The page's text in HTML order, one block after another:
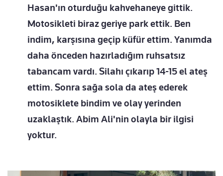
Hasan'ın oturduğu kahvehaneye gittik.
Motosikleti biraz geriye park ettik. Ben
indim, karşısına geçip küfür ettim. Yanımda
daha önceden hazırladığım ruhsatsız
tabancam vardı. Silahı çıkarıp 14-15 el ateş
ettim. Sonra sağa sola da ateş ederek
motosiklete bindim ve olay yerinden
uzaklaştık. Abim Ali'nin olayla bir ilgisi
yoktur.